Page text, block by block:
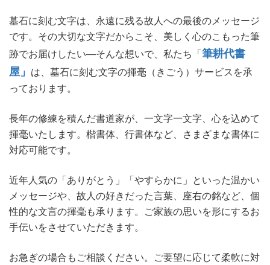
墓石に刻む文字は、永遠に残る故人への最後のメッセージ
です。その大切な文字だからこそ、美しく心のこもった筆
跡でお届けしたい―そんな想いで、私たち「 筆耕代書
屋」
は、墓石に刻む文字の揮毫（きごう）サービスを承
っております。
長年の修練を積んだ書道家が、一文字一文字、心を込めて
揮毫いたします。楷書体、行書体など、さまざまな書体に
対応可能です。
近年人気の「ありがとう」「やすらかに」といった温かい
メッセージや、故人の好きだった言葉、座右の銘など、個
性的な文言の揮毫も承ります。ご家族の思いを形にするお
手伝いをさせていただきます。
お急ぎの場合もご相談ください。ご要望に応じて柔軟に対